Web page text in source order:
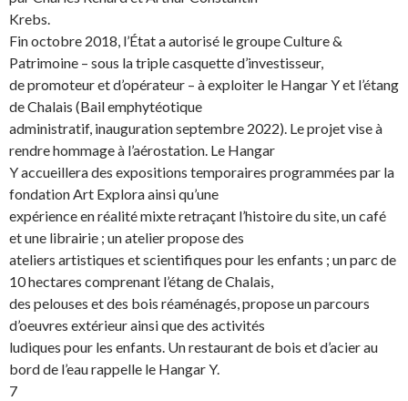
Krebs.
Fin octobre 2018, l’État a autorisé le groupe Culture &
Patrimoine – sous la triple casquette d’investisseur,
de promoteur et d’opérateur – à exploiter le Hangar Y et l’étang
de Chalais (Bail emphytéotique
administratif, inauguration septembre 2022). Le projet vise à
rendre hommage à l’aérostation. Le Hangar
Y accueillera des expositions temporaires programmées par la
fondation Art Explora ainsi qu’une
expérience en réalité mixte retraçant l’histoire du site, un café
et une librairie ; un atelier propose des
ateliers artistiques et scientifiques pour les enfants ; un parc de
10 hectares comprenant l’étang de Chalais,
des pelouses et des bois réaménagés, propose un parcours
d’oeuvres extérieur ainsi que des activités
ludiques pour les enfants. Un restaurant de bois et d’acier au
bord de l’eau rappelle le Hangar Y.
7